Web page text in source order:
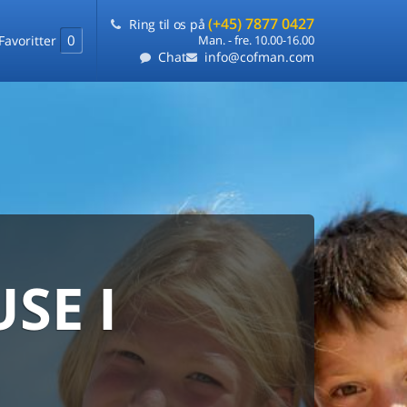
Favoritter 0
Ring til os på (+45) 7877 0427
Man. - fre. 10.00-16.00
Chat info@cofman.com
I
laveste pris
ét sted